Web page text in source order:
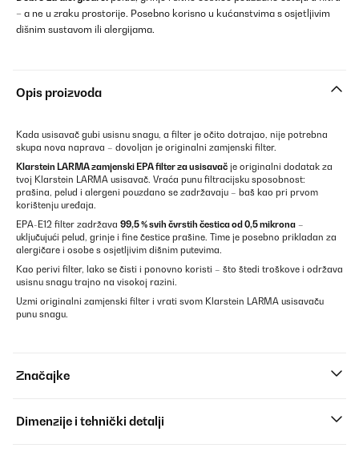
– a ne u zraku prostorije. Posebno korisno u kućanstvima s osjetljivim
dišnim sustavom ili alergijama.
Opis proizvoda
Kada usisavač gubi usisnu snagu, a filter je očito dotrajao, nije potrebna
skupa nova naprava – dovoljan je originalni zamjenski filter.
Klarstein LARMA zamjenski EPA filter za usisavač je originalni dodatak za
tvoj Klarstein LARMA usisavač. Vraća punu filtracijsku sposobnost:
prašina, pelud i alergeni pouzdano se zadržavaju – baš kao pri prvom
korištenju uređaja.
EPA-E12 filter zadržava 99,5 % svih čvrstih čestica od 0,5 mikrona –
uključujući pelud, grinje i fine čestice prašine. Time je posebno prikladan za
alergičare i osobe s osjetljivim dišnim putevima.
Kao perivi filter, lako se čisti i ponovno koristi – što štedi troškove i održava
usisnu snagu trajno na visokoj razini.
Uzmi originalni zamjenski filter i vrati svom Klarstein LARMA usisavaču
punu snagu.
Značajke
Dimenzije i tehnički detalji